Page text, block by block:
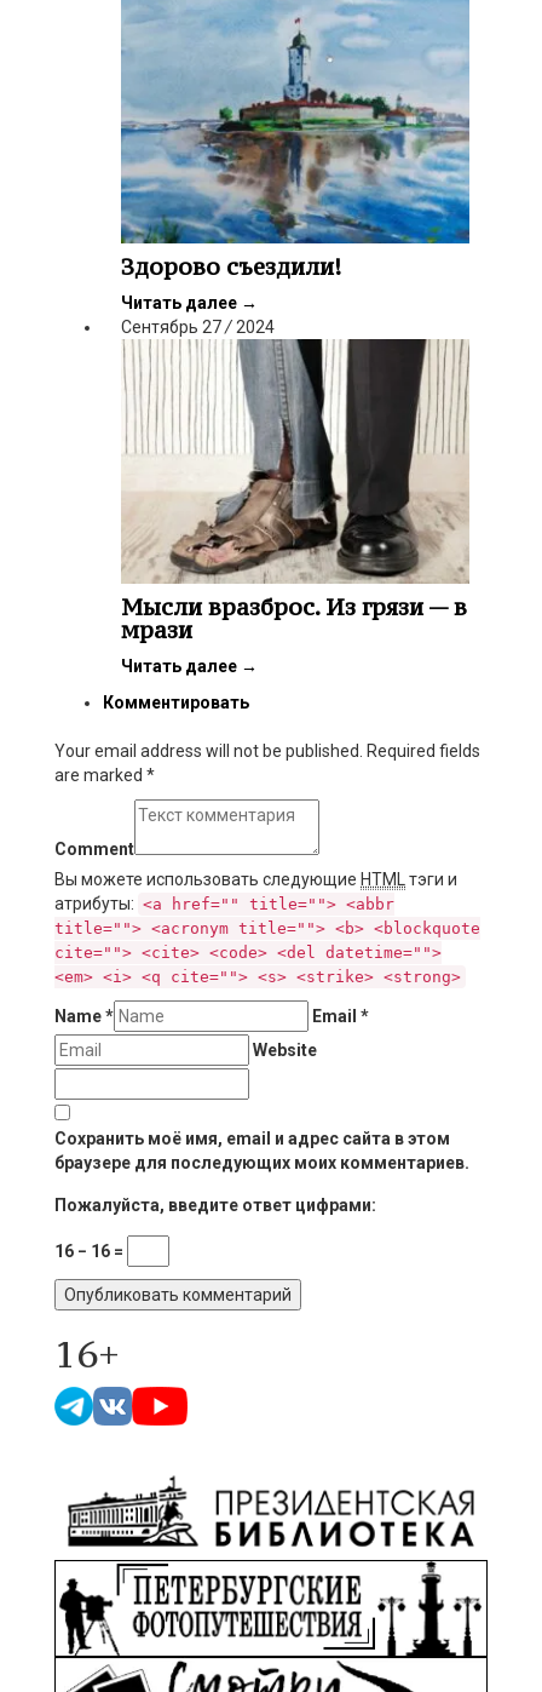
Здорово съездили!
Читать далее →
Сентябрь 27/ 2024
Мысли вразброс. Из грязи — в
мрази
Читать далее →
Комментировать
Your email address will not be published. Required fields
are marked *
Comment
Вы можете использовать следующие HTMLтэги и
атрибуты: <a href="" title=""> <abbr
title=""> <acronym title=""> <b> <blockquote
cite=""> <cite> <code> <del datetime="">
<em> <i> <q cite=""> <s> <strike> <strong>
Name* Email *
Website
Сохранить моё имя, email и адрес сайта в этом
браузере для последующих моих комментариев.
Пожалуйста, введите ответ цифрами:
16 − 16 =
16+